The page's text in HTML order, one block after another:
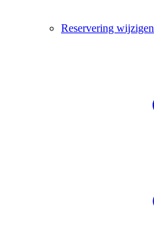
Reservering wijzigen